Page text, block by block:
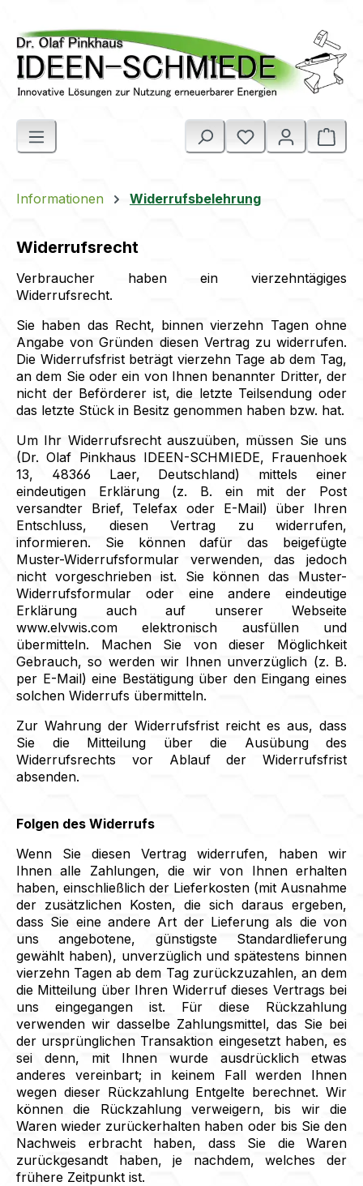
Informationen Widerrufsbelehrung
Widerrufsrecht
Verbraucher haben ein vierzehntägiges
Widerrufsrecht.
Sie haben das Recht, binnen vierzehn Tagen ohne
Angabe von Gründen diesen Vertrag zu widerrufen.
Die Widerrufsfrist beträgt vierzehn Tage ab dem Tag,
an dem Sie oder ein von Ihnen benannter Dritter, der
nicht der Beförderer ist, die letzte Teilsendung oder
das letzte Stück in Besitz genommen haben bzw. hat.
Um Ihr Widerrufsrecht auszuüben, müssen Sie uns
(Dr. Olaf Pinkhaus IDEEN-SCHMIEDE, Frauenhoek
13, 48366 Laer, Deutschland) mittels einer
eindeutigen Erklärung (z. B. ein mit der Post
versandter Brief, Telefax oder E-Mail) über Ihren
Entschluss, diesen Vertrag zu widerrufen,
informieren. Sie können dafür das beigefügte
Muster-Widerrufsformular verwenden, das jedoch
nicht vorgeschrieben ist. Sie können das Muster-
Widerrufsformular oder eine andere eindeutige
Erklärung auch auf unserer Webseite
www.elvwis.com elektronisch ausfüllen und
übermitteln. Machen Sie von dieser Möglichkeit
Gebrauch, so werden wir Ihnen unverzüglich (z. B.
per E-Mail) eine Bestätigung über den Eingang eines
solchen Widerrufs übermitteln.
Zur Wahrung der Widerrufsfrist reicht es aus, dass
Sie die Mitteilung über die Ausübung des
Widerrufsrechts vor Ablauf der Widerrufsfrist
absenden.
Folgen des Widerrufs
Wenn Sie diesen Vertrag widerrufen, haben wir
Ihnen alle Zahlungen, die wir von Ihnen erhalten
haben, einschließlich der Lieferkosten (mit Ausnahme
der zusätzlichen Kosten, die sich daraus ergeben,
dass Sie eine andere Art der Lieferung als die von
uns angebotene, günstigste Standardlieferung
gewählt haben), unverzüglich und spätestens binnen
vierzehn Tagen ab dem Tag zurückzuzahlen, an dem
die Mitteilung über Ihren Widerruf dieses Vertrags bei
uns eingegangen ist. Für diese Rückzahlung
verwenden wir dasselbe Zahlungsmittel, das Sie bei
der ursprünglichen Transaktion eingesetzt haben, es
sei denn, mit Ihnen wurde ausdrücklich etwas
anderes vereinbart; in keinem Fall werden Ihnen
wegen dieser Rückzahlung Entgelte berechnet. Wir
können die Rückzahlung verweigern, bis wir die
Waren wieder zurückerhalten haben oder bis Sie den
Nachweis erbracht haben, dass Sie die Waren
zurückgesandt haben, je nachdem, welches der
frühere Zeitpunkt ist.